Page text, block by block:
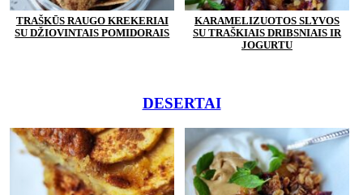
TRAŠKŪS RAUGO KREKERIAI
SU DŽIOVINTAIS POMIDORAIS
KARAMELIZUOTOS SLYVOS
SU TRAŠKIAIS DRIBSNIAIS IR
JOGURTU
DESERTAI